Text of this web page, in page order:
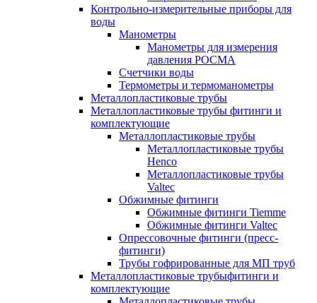
Контрольно-измерительные приборы для
воды
Манометры
Манометры для измерения
давления РОСМА
Счетчики воды
Термометры и термоманометры
Металлопластиковые трубы
Металлопластиковые трубы фитинги и
комплектующие
Металлопластиковые трубы
Металлопластиковые трубы
Henco
Металлопластиковые трубы
Valtec
Обжимные фитинги
Обжимные фитинги Tiemme
Обжимные фитинги Valtec
Опрессовочные фитинги (пресс-
фитинги)
Трубы гофрированные для МП труб
Металлопластиковые трубыфитинги и
комплектующие